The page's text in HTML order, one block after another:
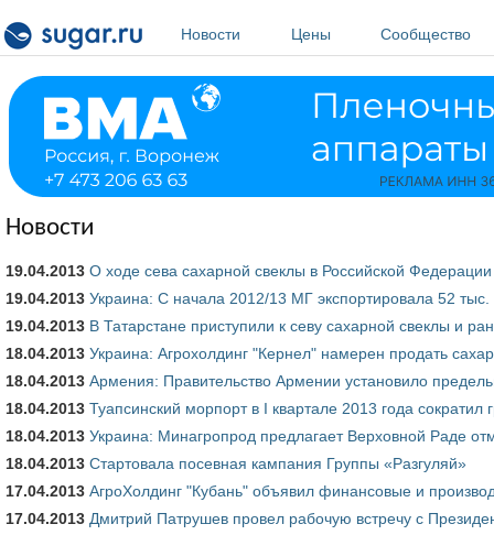
Новости
Цены Сообщество
Новости
19.04.2013 О ходе сева сахарной свеклы в Российской Федерации
19.04.2013 Украина: С начала 2012/13 МГ экспортировала 52 тыс.
19.04.2013 В Татарстане приступили к севу сахарной свеклы и
18.04.2013 Украина: Агрохолдинг "Кернел" намерен продать
18.04.2013 Армения: Правительство Армении установило
18.04.2013 Туапсинский морпорт в I квартале 2013 года сократил
18.04.2013 Украина: Минагропрод предлагает Верховной Раде
18.04.2013 Стартовала посевная кампания Группы «Разгуляй»
17.04.2013 АгроХолдинг "Кубань" объявил финансовые и
17.04.2013 Дмитрий Патрушев провел рабочую встречу с